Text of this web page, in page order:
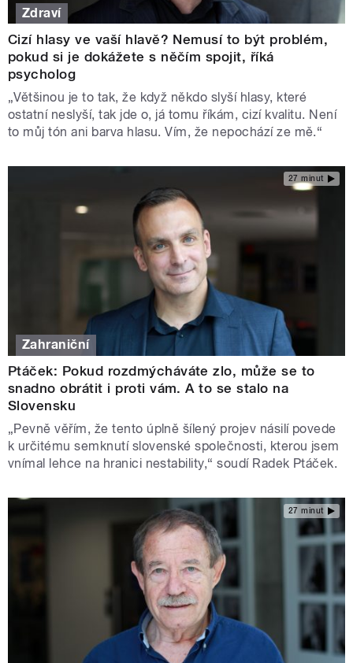
Zdraví
Cizí hlasy ve vaší hlavě? Nemusí to být problém,
pokud si je dokážete s něčím spojit, říká
psycholog
„Většinou je to tak, že když někdo slyší hlasy, které
ostatní neslyší, tak jde o, já tomu říkám, cizí kvalitu. Není
to můj tón ani barva hlasu. Vím, že nepochází ze mě.“
27 minut
Zahraniční
Ptáček: Pokud rozdmýcháváte zlo, může se to
snadno obrátit i proti vám. A to se stalo na
Slovensku
„Pevně věřím, že tento úplně šílený projev násilí povede
k určitému semknutí slovenské společnosti, kterou jsem
vnímal lehce na hranici nestability,“ soudí Radek Ptáček.
27 minut